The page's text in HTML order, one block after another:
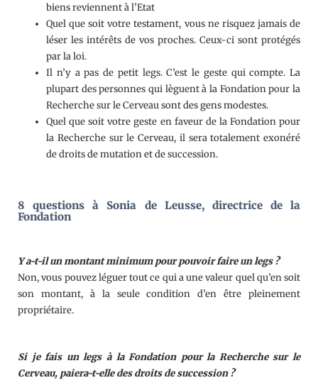
biens reviennent à l’Etat
Quel que soit votre testament, vous ne risquez jamais de
léser les intérêts de vos proches. Ceux-ci sont protégés
par la loi.
Il n’y a pas de petit legs. C’est le geste qui compte. La
plupart des personnes qui lèguent à la Fondation pour la
Recherche sur le Cerveau sont des gens modestes.
Quel que soit votre geste en faveur de la Fondation pour
la Recherche sur le Cerveau, il sera totalement exonéré
de droits de mutation et de succession.
8 questions à Sonia de Leusse, directrice de la
Fondation
Y a-t-il un montant minimum pour pouvoir faire un legs ?
Non, vous pouvez léguer tout ce qui a une valeur quel qu’en soit
son montant, à la seule condition d’en être pleinement
propriétaire.
Si je fais un legs à la Fondation pour la Recherche sur le
Cerveau, paiera-t-elle des droits de succession ?